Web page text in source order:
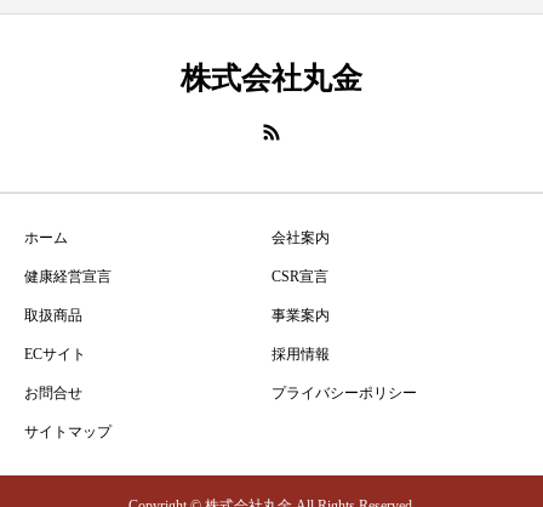
株式会社丸金
ホーム 会社案内
健康経営宣言 CSR宣言
取扱商品 事業案内
ECサイト 採用情報
お問合せ プライバシーポリシー
サイトマップ